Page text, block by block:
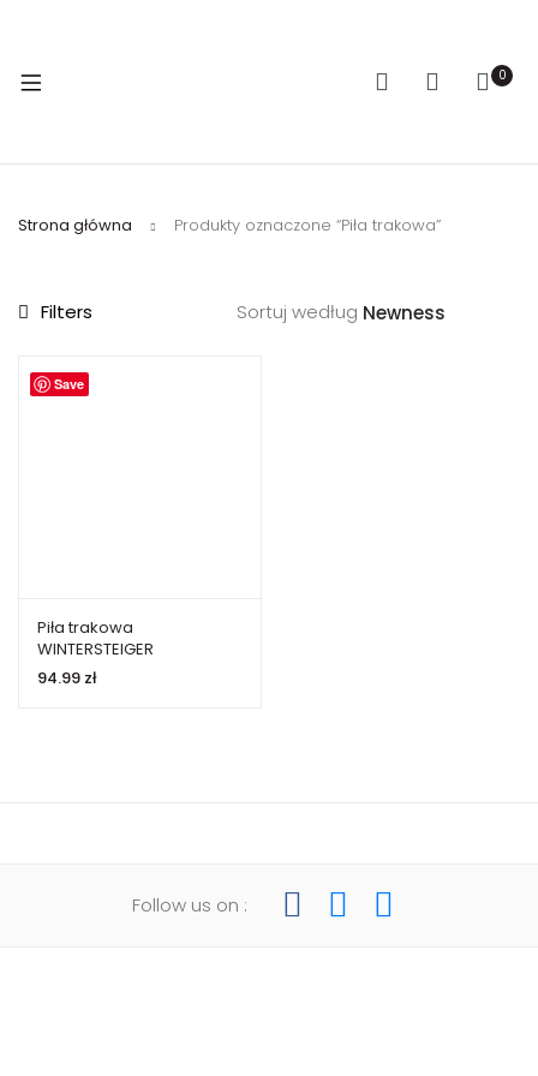
0
Strona główna Produkty oznaczone “Piła trakowa”
Filters Sortuj według
Save
Piła trakowa
WINTERSTEIGER
35×1,1×4800 ROH
94.99 zł
Follow us on :